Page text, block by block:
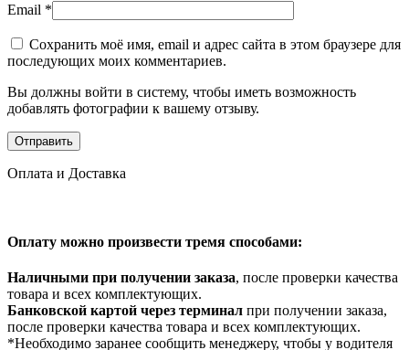
Email *
Сохранить моё имя, email и адрес сайта в этом браузере для
последующих моих комментариев.
Вы должны войти в систему, чтобы иметь возможность
добавлять фотографии к вашему отзыву.
Оплата и Доставка
Оплату можно произвести тремя способами:
Наличными при получении заказа, после проверки качества
товара и всех комплектующих.
Банковской картой через терминал при получении заказа,
после проверки качества товара и всех комплектующих.
*Необходимо заранее сообщить менеджеру, чтобы у водителя